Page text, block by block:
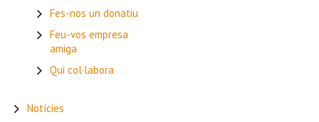
Fes-nos un donatiu
Feu-vos empresa
amiga
Qui col·labora
Notícies